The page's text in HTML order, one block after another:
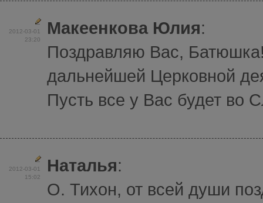
2012-03-01
23:20
Макеенкова Юлия:
Поздравляю Вас,
дальнейшей Церковной
Пусть все у Вас будет во
2012-03-01
15:02
Наталья:
О. Тихон, от всей души